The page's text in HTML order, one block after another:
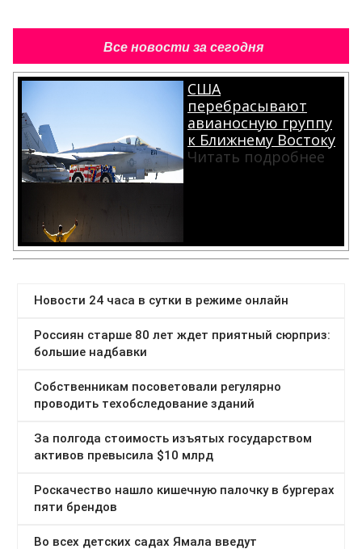
Все новости за сегодня
США
перебрасывают
авианосную группу
к Ближнему Востоку
Читать подробнее